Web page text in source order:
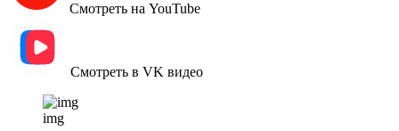
Смотреть на YouTube
Смотреть в VK видео
img